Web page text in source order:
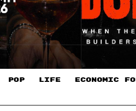
POP LIFE ECONOMIC